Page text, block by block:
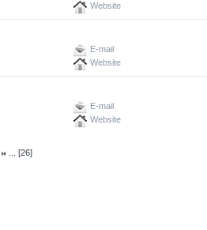
Website
E-mail
Website
E-mail
Website
... [26]